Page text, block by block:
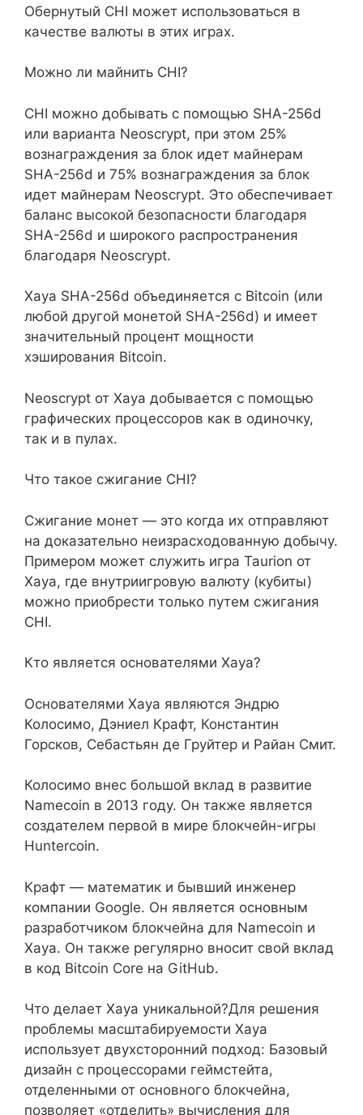
Обернутый CHI может использоваться в
качестве валюты в этих играх.
Можно ли майнить CHI?
CHI можно добывать с помощью SHA-256d
или варианта Neoscrypt, при этом 25%
вознаграждения за блок идет майнерам
SHA-256d и 75% вознаграждения за блок
идет майнерам Neoscrypt. Это обеспечивает
баланс высокой безопасности благодаря
SHA-256d и широкого распространения
благодаря Neoscrypt.
Xaya SHA-256d объединяется с Bitcoin (или
любой другой монетой SHA-256d) и имеет
значительный процент мощности
хэширования Bitcoin.
Neoscrypt от Xaya добывается с помощью
графических процессоров как в одиночку,
так и в пулах.
Что такое сжигание CHI?
Сжигание монет — это когда их отправляют
на доказательно неизрасходованную добычу.
Примером может служить игра Taurion от
Xaya, где внутриигровую валюту (кубиты)
можно приобрести только путем сжигания
CHI.
Кто является основателями Xaya?
Основателями Xaya являются Эндрю
Колосимо, Дэниел Крафт, Константин
Горсков, Себастьян де Груйтер и Райан Смит.
Колосимо внес большой вклад в развитие
Namecoin в 2013 году. Он также является
создателем первой в мире блокчейн-игры
Huntercoin.
Крафт — математик и бывший инженер
компании Google. Он является основным
разработчиком блокчейна для Namecoin и
Xaya. Он также регулярно вносит свой вклад
в код Bitcoin Core на GitHub.
Что делает Xaya уникальной?Для решения
проблемы масштабируемости Xaya
использует двухсторонний подход: Базовый
дизайн с процессорами геймстейта,
отделенными от основного блокчейна,
позволяет «отделить» вычисления для